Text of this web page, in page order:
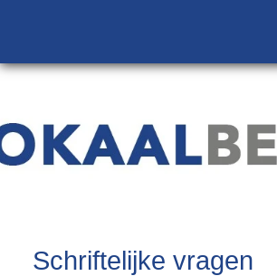
Schriftelijke vragen